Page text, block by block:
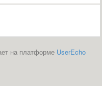
на платформе UserEcho